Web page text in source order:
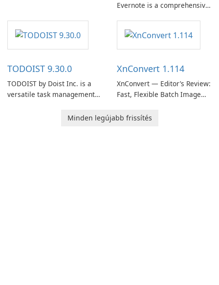
helps users capture ideas,
organize to-do lists, and keep
track of important
Evernote is a comprehensive
users capture, organize, and
access information across
TODOIST 9.30.0
TODOIST by Doist Inc. is a
versatile task management
individuals and teams
XnConvert 1.114
XnConvert — Editor’s Review:
Fast, Flexible Batch Image
macOS and Linux XnConvert
Minden legújabb frissítés